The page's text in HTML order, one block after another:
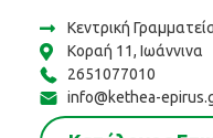
Κεντρική
Κοραή 11, Ιωάννινα
2651077010
info@kethea-